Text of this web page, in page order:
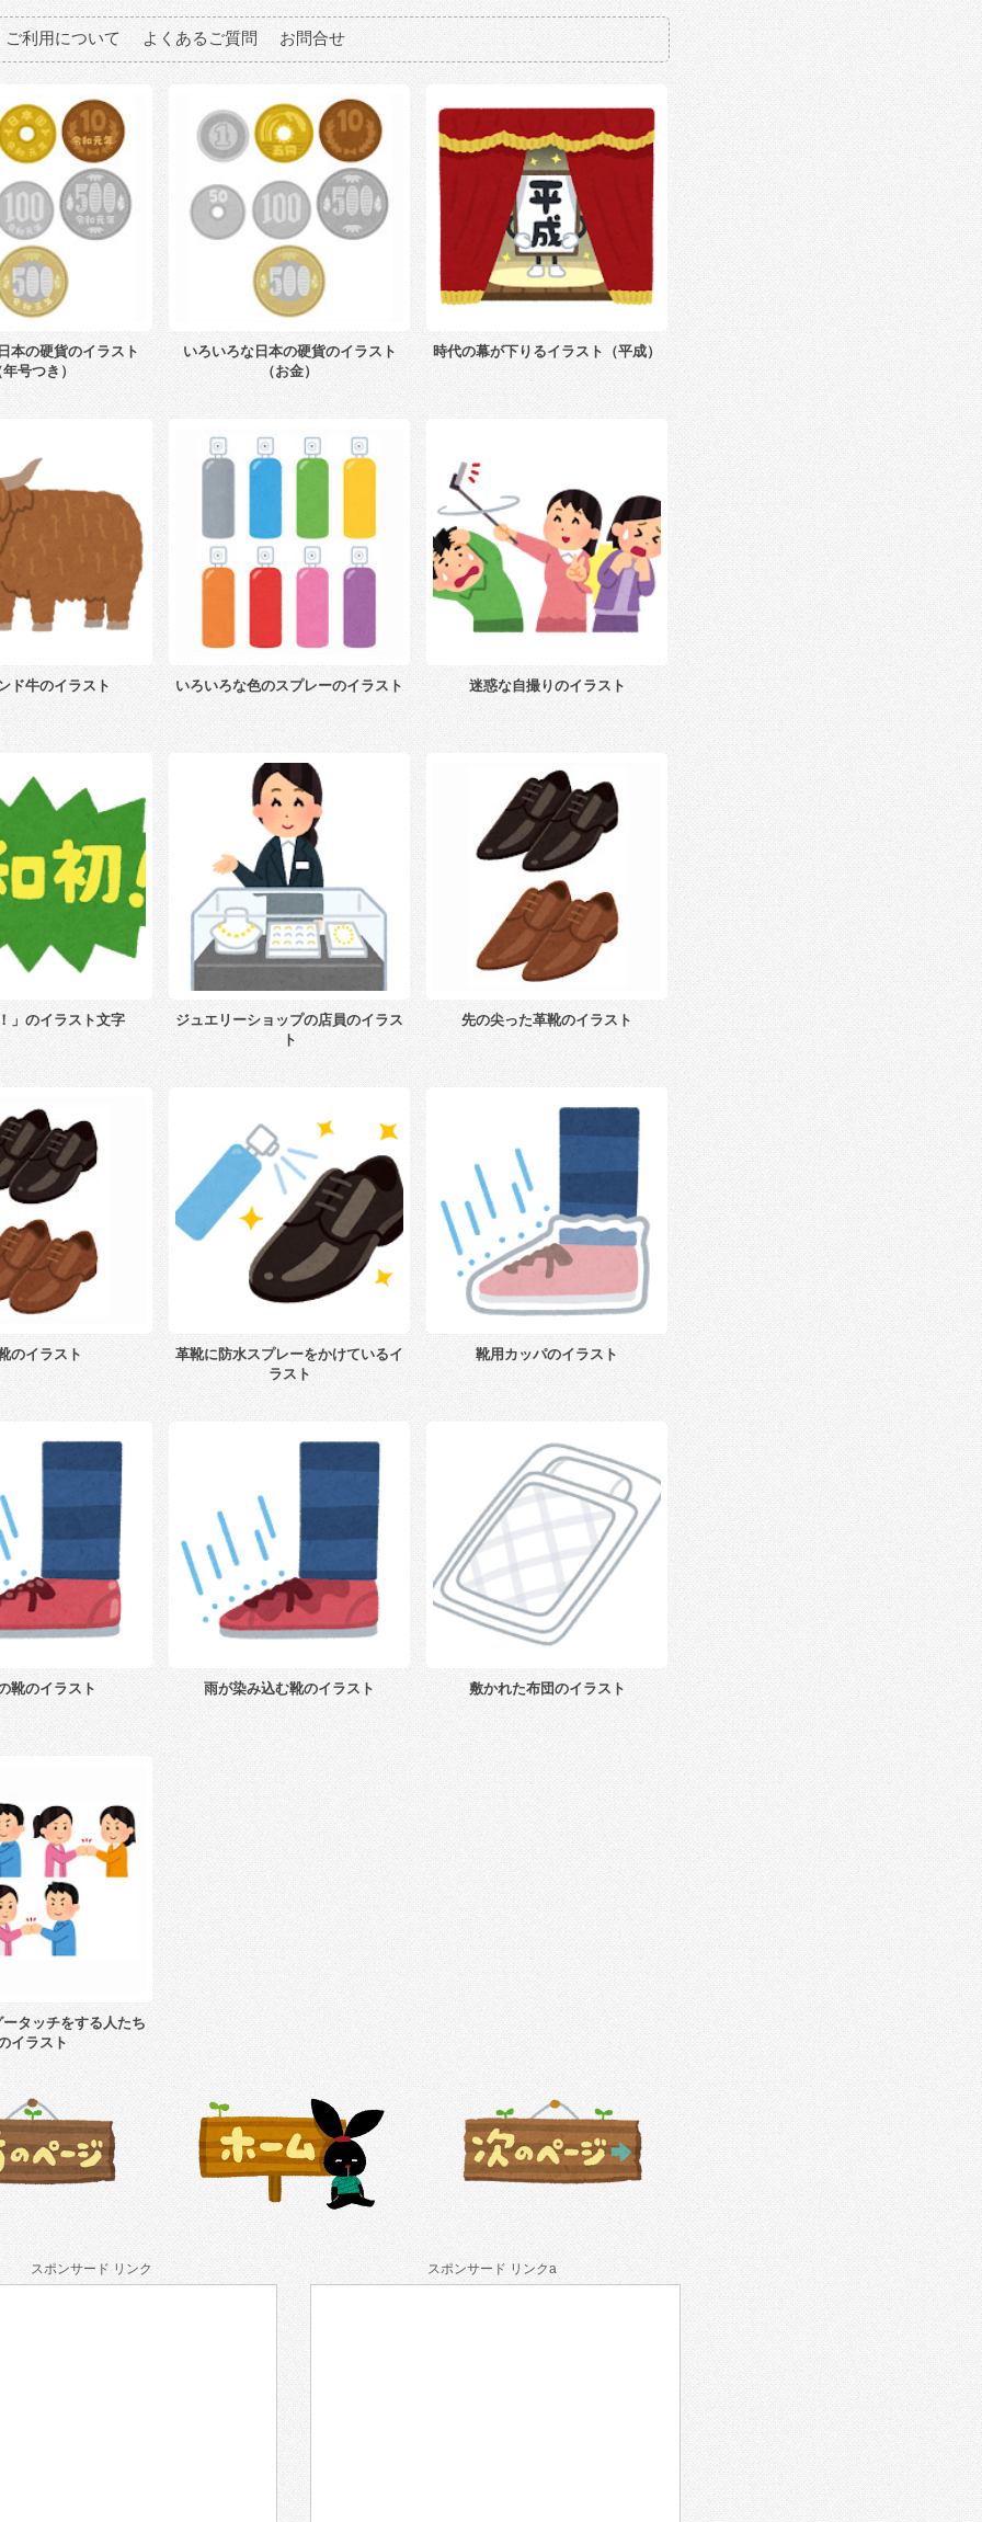
ご利用について よくあるご質問 お問合せ
本の硬貨のイラスト
号つき）
いろいろな日本の硬貨のイラスト
（お金）
時代の幕が下りるイラスト（平成）
ド牛のイラスト いろいろな色のスプレーのイラスト 迷惑な自撮りのイラスト
」のイラスト文字
ジュエリーショップの店員のイラス
ト
先の尖った革靴のイラスト
のイラスト
革靴に防水スプレーをかけているイ
ラスト
靴用カッパのイラスト
靴のイラスト 雨が染み込む靴のイラスト 敷かれた布団のイラスト
タッチをする人たち
イラスト
スポンサード リンク スポンサード リンクa